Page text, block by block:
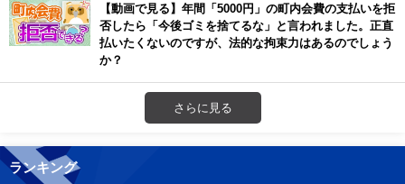
【動画で見る】年間「5000円」の町内会費の支払いを拒
否したら「今後ゴミを捨てるな」と言われました。正直
払いたくないのですが、法的な拘束力はあるのでしょう
か？
さらに見る
ランキング